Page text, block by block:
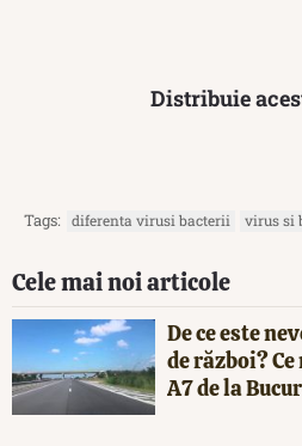
Distribuie
Tags: diferenta virusi bacterii virus si
Cele mai noi articole
De ce este
de război?
A7 de la